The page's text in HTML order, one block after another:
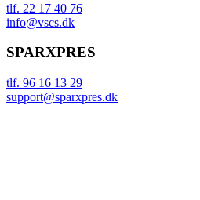
tlf. 22 17 40 76
info@vscs.dk
SPARXPRES
tlf. 96 16 13 29
support@sparxpres.dk